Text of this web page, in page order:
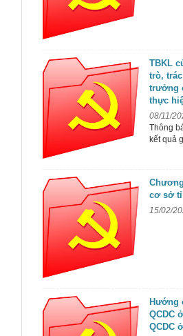
TBKL
trò,
trưởng
thực
08/11/
Thông
kết quả
cơ sở
15/02/
Hướng
QCDC
QCDC